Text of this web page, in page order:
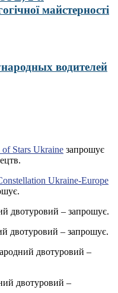
майстерності
водителей
Stars Ukraine запрошує
Ukraine-Europe
двотуровий – запрошує.
двотуровий – запрошує.
двотуровий –
двотуровий –